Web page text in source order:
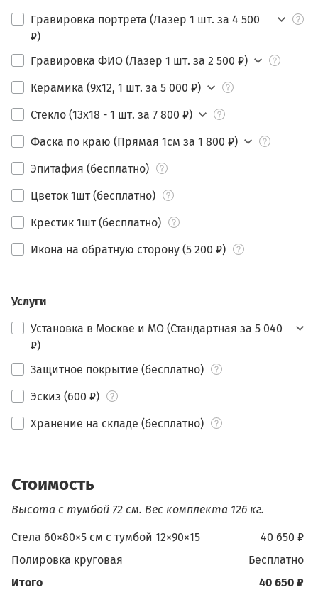
Гравировка портрета (Лазер 1 шт. за 4 500
₽)
Гравировка ФИО (Лазер 1 шт. за 2 500 ₽)
Керамика (9х12, 1 шт. за 5 000 ₽)
Стекло (13х18 - 1 шт. за 7 800 ₽)
Фаска по краю (Прямая 1см за 1 800 ₽)
Эпитафия (бесплатно)
Цветок 1шт (бесплатно)
Крестик 1шт (бесплатно)
Икона на обратную сторону (5 200 ₽)
Услуги
Установка в Москве и МО (Стандартная за 5 040
₽)
Защитное покрытие (бесплатно)
Эскиз (600 ₽)
Хранение на складе (бесплатно)
Стоимость
Высота с тумбой 72 см. Вес комплекта 126 кг.
40 650 ₽
Стела 60×80×5 см c тумбой 12×90×15
бесплатно
Полировка круговая
40 650 ₽
Итого